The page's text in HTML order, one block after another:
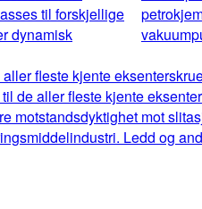
til forskjellige
dynamisk
fleste kjente
de aller fleste kjente
motstandsdyktighet mot
Ledd og